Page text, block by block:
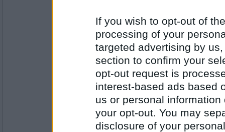
If you wish to opt-out of
processing of your
targeted advertising by
section to confirm your
opt-out request is
interest-based ads based
us or personal
your opt-out. You may
disclosure of your
Antal inlägg:
9234
brazzlefrat- Ej medlem längre
Antal inlägg: 277
Marie Fredriksson - Tro
www.youtube.com/watc...Rv SDkcm0k8